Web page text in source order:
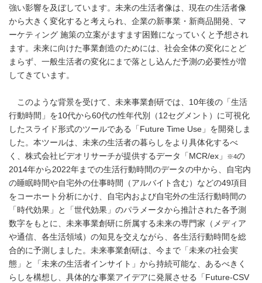
強い影響を及ぼしています。未来の生活者像は、現在の生活者像
から大きく変化すると考えられ、企業の新事業・新商品開発、マ
ーケティング 施策の立案がますます困難になっていくと予想され
ます。未来に向けた事業創造のためには、社会全体の変化にとど
まらず、一般生活者の変化にまで落とし込んだ予測の必要性が増
してきています。
このような背景を受けて、未来事業創研では、10年後の「生活
行動時間」を10代から60代の性年代別（12セグメント）に可視化
したスライド形式のツールである「Future Time Use」を開発しま
した。本ツールは、未来の生活者の暮らしをより具体化するべ
く、株式会社ビデオリサーチが提供するデータ「MCR/ex」
※4の
2014年から2022年までの生活行動時間のデータの中から、自宅内
の睡眠時間や自宅外の仕事時間（アルバイト含む）などの49項目
をコーホート分析にかけ、自宅内および自宅外の生活行動時間の
「時代効果」と「世代効果」のパラメータから推計された各予測
数字をもとに、未来事業創研に所属する未来の専門家（メディア
や通信、各生活領域）の知見を交えながら、各生活行動時間を総
合的に予測しました。未来事業創研は、今まで「未来の社会実
態」と「未来の生活者インサイト」から持続可能な、あるべきく
らしを構想し、具体的な事業アイデアに発展させる「Future-CSV